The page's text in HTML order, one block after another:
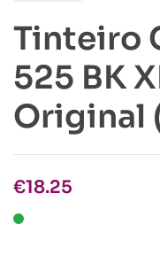
Tinteiro
525 BK
Original
€18.25